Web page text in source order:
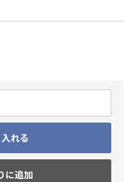
れる
に追加